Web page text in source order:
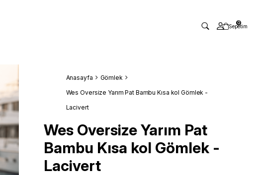
Sepetim
0
Anasayfa
Gömlek
Wes Oversize Yarım Pat Bambu Kısa kol Gömlek -
Lacivert
Wes Oversize Yarım Pat
Bambu Kısa kol Gömlek -
Lacivert